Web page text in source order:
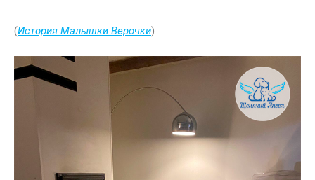
(История Малышки Верочки)